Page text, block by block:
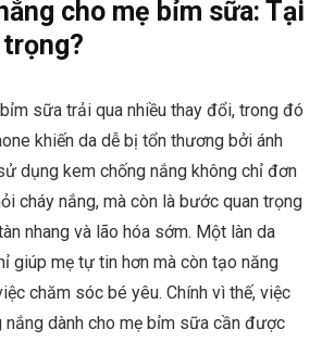
cho mẹ bỉm sữa: Tại
sữa trải qua nhiều thay đổi, trong đó
khiến da dễ bị tổn thương bởi ánh
dụng kem chống nắng không chỉ đơn
cháy nắng, mà còn là bước quan trọng
nhang và lão hóa sớm. Một làn da
giúp mẹ tự tin hơn mà còn tạo năng
chăm sóc bé yêu. Chính vì thế, việc
nắng dành cho mẹ bỉm sữa cần được